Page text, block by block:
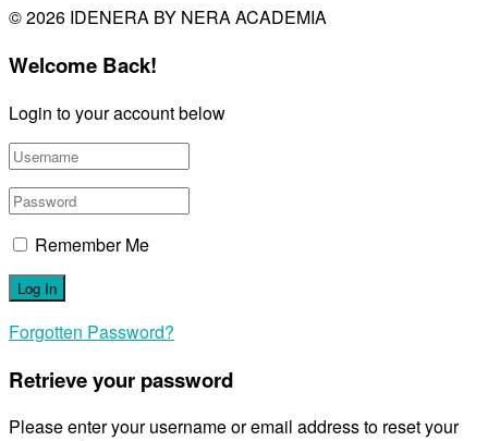
© 2026 IDENERA BY NERA ACADEMIA
Welcome Back!
Login to your account below
Remember Me
Forgotten Password?
Retrieve your password
Please enter your username or email address to reset your